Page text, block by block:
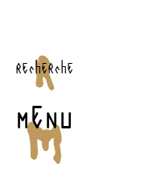
recherche
menu